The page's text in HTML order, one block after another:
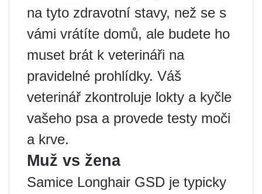
na tyto zdravotní stavy, než se s
vámi vrátíte domů, ale budete ho
muset brát k veterináři na
pravidelné prohlídky. Váš
veterinář zkontroluje lokty a kyčle
vašeho psa a provede testy moči
a krve.
Muž vs žena
Samice Longhair GSD je typicky